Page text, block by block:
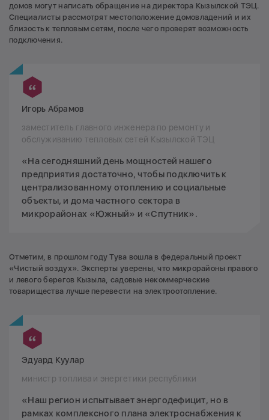
домов могут написать обращение на директора Кызылской ТЭЦ.
Специалисты рассмотрят местоположение домовладений и их
близость к тепловым сетям, после чего проверят возможность
подключения.
Игорь Абрамов
заместитель главного инженера по ремонту и
обслуживанию тепловых сетей Кызылской ТЭЦ
«На сегодняшний день мощностей нашего
предприятия достаточно, чтобы подключить к
централизованному отоплению и социальные
объекты, и дома частного сектора в
микрорайонах «Южный» и «Спутник».
Отметим, в прошлом году Тува вошла в федеральный проект
«Чистый воздух». Эксперты уверены, что микрорайоны правого
и левого берегов Кызыла, садовые некоммерческие
товарищества лучше перевести на электроотопление.
Эдуард Куулар
министр топлива и энергетики республики
«Наш регион испытывает энергодефицит, но в
рамках комплексного плана электроснабжения к